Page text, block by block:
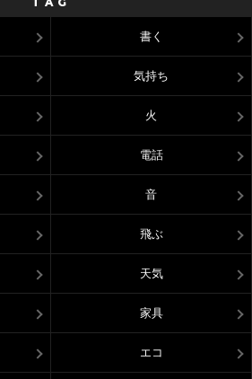
書く
気持ち
火
電話
音
飛ぶ
天気
家具
エコ